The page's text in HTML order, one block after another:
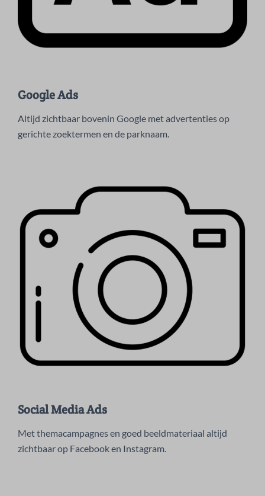
Google Ads
Altijd zichtbaar bovenin Google met advertenties op
gerichte zoektermen en de parknaam.
Social Media Ads
Met themacampagnes en goed beeldmateriaal altijd
zichtbaar op Facebook en Instagram.